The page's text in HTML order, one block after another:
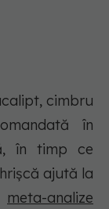
cimbru
în
în timp ce
ajută la
meta-analize